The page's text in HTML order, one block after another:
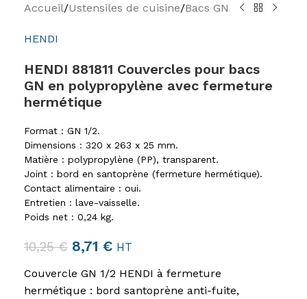
Accueil/Ustensiles de cuisine/Bacs GN
HENDI
HENDI 881811 Couvercles pour bacs
GN en polypropylène avec fermeture
hermétique
Format : GN 1/2.
Dimensions : 320 x 263 x 25 mm.
Matière : polypropylène (PP), transparent.
Joint : bord en santoprène (fermeture hermétique).
Contact alimentaire : oui.
Entretien : lave-vaisselle.
Poids net : 0,24 kg.
10,25€ 8,71 € HT
Couvercle GN 1/2 HENDI à fermeture
hermétique : bord santoprène anti-fuite,